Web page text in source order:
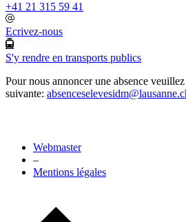
+41 21 315 59 41
Ecrivez-nous
S'y rendre en transports publics
Pour nous annoncer une absence
suivante:
Webmaster
–
Mentions légales